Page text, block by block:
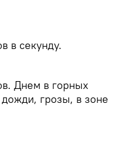
в секунду.
Днем в горных
грозы, в зоне